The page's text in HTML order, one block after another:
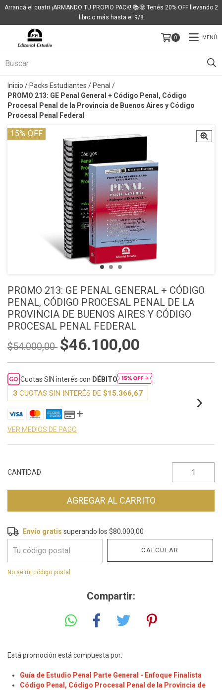
Arrancá el cuatri ¡ARMANDO TU PROPIO PACK! 📚🤓 Tenés 20% OFF llevando 2
libro o más hasta el 9/8
0 MENÚ
Inicio / Packs Estudiantes / Penal /
PROMO 213: GE Penal General + Código Penal, Código
Procesal Penal de la Provincia de Buenos Aires y Código
Procesal Penal Federal
15% OFF
PROMO 213: GE PENAL GENERAL + CÓDIGO
PENAL, CÓDIGO PROCESAL PENAL DE LA
PROVINCIA DE BUENOS AIRES Y CÓDIGO
PROCESAL PENAL FEDERAL
$54.000,00 $46.100,00
Cuotas SIN interés con DÉBITO
3 CUOTAS SIN INTERÉS DE $15.366,67
VER MEDIOS DE PAGO
CANTIDAD
Envío gratis $80.000,00
Envío gratis superando los$80.000,00
CALCULAR
No sé mi código postal
Compartir:
Está promoción está compuesta por:
Guía de Estudio Penal Parte General - Enfoque Finalista
Código Penal, Código Procesal Penal de la Provincia de